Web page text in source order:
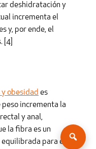
deshidratación y
incrementa el
y, por ende, el
[4]
obesidad es
incrementa la
y anal,
la fibra es un
para el